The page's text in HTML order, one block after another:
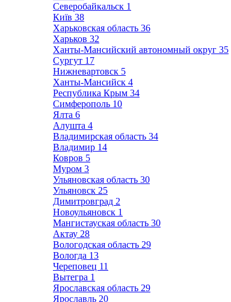
Северобайкальск 1
Київ 38
Харьковская область 36
Харьков 32
Ханты-Мансийский автономный округ 35
Сургут 17
Нижневартовск 5
Ханты-Мансийск 4
Республика Крым 34
Симферополь 10
Ялта 6
Алушта 4
Владимирская область 34
Владимир 14
Ковров 5
Муром 3
Ульяновская область 30
Ульяновск 25
Димитровград 2
Новоульяновск 1
Мангистауская область 30
Актау 28
Вологодская область 29
Вологда 13
Череповец 11
Вытегра 1
Ярославская область 29
Ярославль 20